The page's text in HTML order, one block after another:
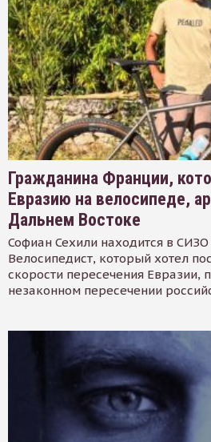
Гражданина Франции,
Евразию на велосипеде,
Дальнем Востоке
Софиан Сехили находится в СИЗО
Велосипедист, который хотел
скорости пересечения Евразии,
незаконном пересечении